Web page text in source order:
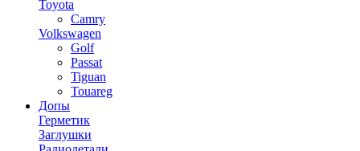
Toyota
Camry
Volkswagen
Golf
Passat
Tiguan
Touareg
Допы
Герметик
Заглушки